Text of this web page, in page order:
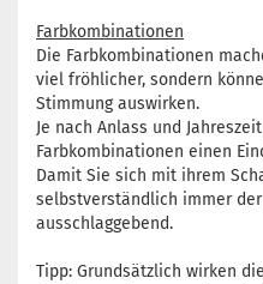
Farbkombinationen
Die Farbkombinationen
viel fröhlicher, sondern
Stimmung auswirken.
Je nach Anlass und
Farbkombinationen einen
Damit Sie sich mit ihrem
selbstverständlich immer
ausschlaggebend.
Tipp: Grundsätzlich wirken